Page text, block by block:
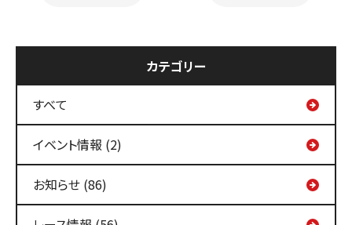
カテゴリー
すべて
イベント情報 (2)
お知らせ (86)